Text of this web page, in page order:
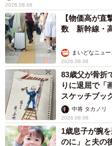
能性」を閉ざ
平藤 清刀
東京・千代田
歴史ある昌平
も分かってな
して」
中将 タカノリ
2026.08.06
もしかすると
幹線の長野県
ら走れば間に
係が反響
中将 タカノリ